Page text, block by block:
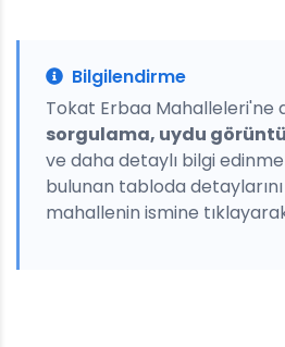
Bilgilendirme
Tokat Erbaa Mahalleleri'ne
sorgulama, uydu
ve daha detaylı bilgi
bulunan tabloda
mahallenin ismine